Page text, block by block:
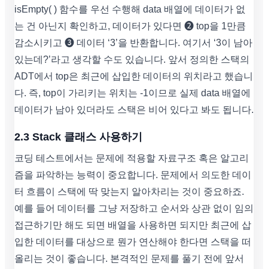
isEmpty( ) 함수를 우선 수행해 data 배열에 데이터가 없
는 건 아닌지 확인하고, 데이터가 있다면 ➋ top을 1만큼
감소시키고 ➌ 데이터 ‘3’을 반환합니다. 여기서 ‘3이 남아
있는데?’라고 생각할 수도 있습니다. 앞서 정의한 스택의
ADT에서 top은 최근에 삽입한 데이터의 위치라고 했습니
다. 즉, top이 가리키는 위치는 -1이므로 실제 data 배열에
데이터가 남아 있더라도 스택은 비어 있다고 봐도 됩니다.
2.3 Stack 클래스 사용하기
코딩 테스트에서는 문제에 적용할 자료구조 혹은 알고리
즘을 파악하는 능력이 중요합니다. 문제에서 의도한 데이
터 흐름이 스택에 딱 맞는지 알아차리는 것이 중요하죠.
예를 들어 데이터를 그냥 저장하고 순서와 상관 없이 임의
접근하기만 해도 되면 배열을 사용하면 되지만 최근에 삽
입한 데이터를 대상으로 뭔가 연산해야 한다면 스택을 떠
올리는 것이 좋습니다. 본격적인 문제를 풀기 전에 앞서